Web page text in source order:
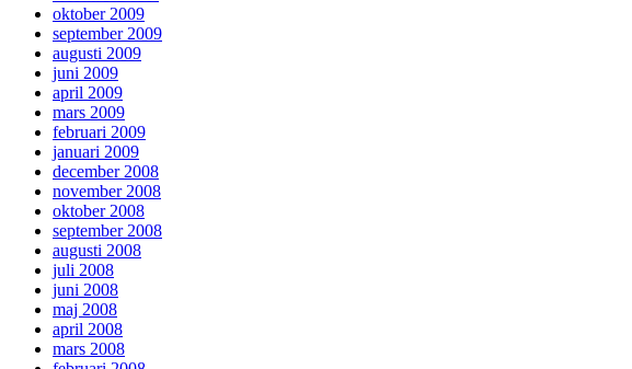
oktober 2009
september 2009
augusti 2009
juni 2009
april 2009
mars 2009
februari 2009
januari 2009
december 2008
november 2008
oktober 2008
september 2008
augusti 2008
juli 2008
juni 2008
maj 2008
april 2008
mars 2008